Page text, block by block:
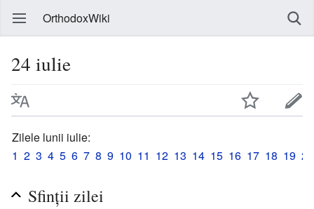
OrthodoxWiki
24 iulie
Zilele lunii iulie:
1 2 3 4 5 6 7 8 9 10 11 12 13 14 15 16 17 18 19 20
Sfinții zilei